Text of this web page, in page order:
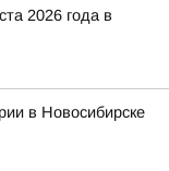
2026 года в
в Новосибирске